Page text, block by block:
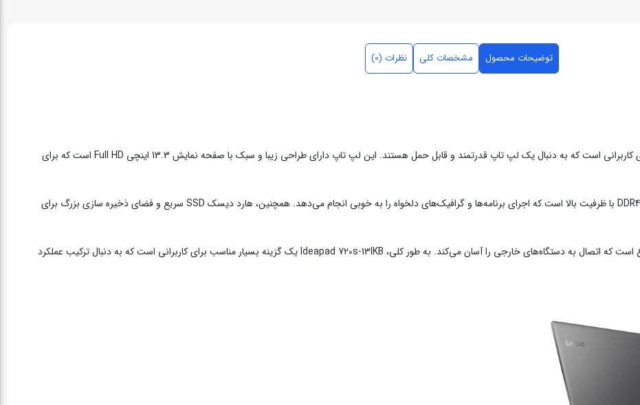
توضیحات محصول مشخصات کلی نظرات (0)
لپ تاپ Ideapad 720s-13IKB از شرکت Lenovo یک انتخاب عالی برای کاربرانی است که به دنبال یک لپ تاپ قدرتمند و قابل حمل هستند. این لپ تاپ دارای طراحی زیبا و سبک با صفحه نمایش 13.3 اینچی Full HD است که برای
Ideapad 720s-13IKB دارای پردازنده Intel Core i5 یا i7 و حافظه رم DDR4 با ظرفیت بالا است که اجرای برنامه‌ها و گرافیک‌های دلخواه را به خوبی انجام می‌دهد. همچنین، هارد دیسک SSD سریع و فضای ذخیره سازی بزرگ برای
این لپ تاپ همچنین دارای باتری ماندگار، وزن سبک و پورت‌های متنوع است که اتصال به دستگاه‌های خارجی را آسان می‌کند. به طور کلی، Ideapad 720s-13IKB یک گزینه بسیار مناسب برای کاربرانی است که به دنبال ترکیب عملکرد